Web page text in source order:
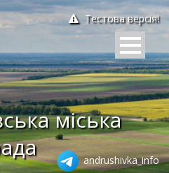
Тестова версія!
міська
andrushivka_info